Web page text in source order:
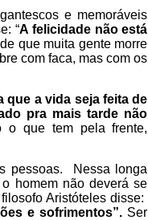
e memoráveis
“A felicidade não está
que muita gente morre
com faca, mas com os
que a vida seja feita de
pra mais tarde não
o que tem pela frente,
pessoas. Nessa longa
homem não deverá se
Aristóteles disse:
e sofrimentos”. Ser